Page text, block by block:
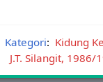
Kategori: Kidung
J.T. Silangit,